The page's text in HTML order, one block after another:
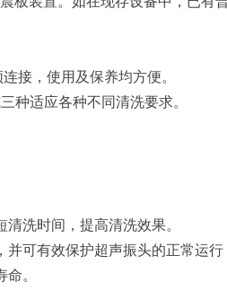
接，使用及保养均方便。
种适应各种不同清洗要求。
洗时间，提高清洗效果。
并可有效保护超声振头的正常运行
命。